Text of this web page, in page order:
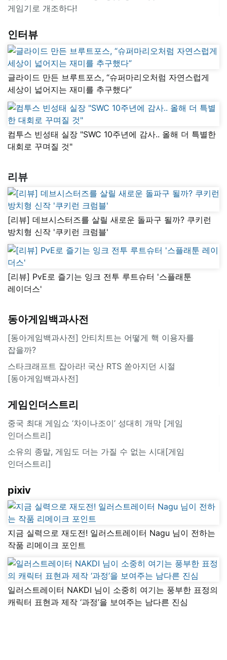
게임기로 개조하다!
인터뷰
글라이드 만든 브루트포스, “슈퍼마리오처럼 자연스럽게
세상이 넓어지는 재미를 추구했다”
컴투스 빈성태 실장 "SWC 10주년에 감사.. 올해 더 특별한
대회로 꾸며질 것"
리뷰
[리뷰] 데브시스터즈를 살릴 새로운 돌파구 될까? 쿠키런
방치형 신작 '쿠키런 크럼블'
[리뷰] PvE로 즐기는 잉크 전투 루트슈터 '스플래툰
레이더스'
동아게임백과사전
[동아게임백과사전] 안티치트는 어떻게 핵 이용자를
잡을까?
스타크래프트 잡아라! 국산 RTS 쏟아지던 시절
[동아게임백과사전]
게임인더스트리
중국 최대 게임쇼 ‘차이나조이’ 성대히 개막 [게임
인더스트리]
소유의 종말, 게임도 더는 가질 수 없는 시대[게임
인더스트리]
pixiv
지금 실력으로 재도전! 일러스트레이터 Nagu 님이 전하는
작품 리메이크 포인트
일러스트레이터 NAKDI 님이 소중히 여기는 풍부한 표정의
캐릭터 표현과 제작 ‘과정’을 보여주는 남다른 진심